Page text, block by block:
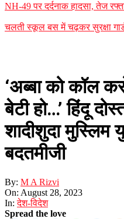
NH-49 पर दर्दनाक हादसा, तेज
चलती स्कूल बस में चढ़कर सुरक्षा
‘अब्बा को कॉल
बेटी हो…’ हिंदू
शादीशुदा
बदतमीजी
By: M A Rizvi
On: August 28, 2023
In: देश-विदेश
Spread the love